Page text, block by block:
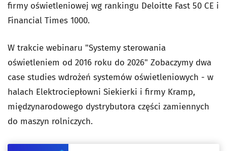
firmy oświetleniowej wg rankingu Deloitte Fast 50 CE i
Financial Times 1000.
W trakcie webinaru "Systemy sterowania
oświetleniem od 2016 roku do 2026" Zobaczymy dwa
case studies wdrożeń systemów oświetleniowych - w
halach Elektrociepłowni Siekierki i firmy Kramp,
międzynarodowego dystrybutora części zamiennych
do maszyn rolniczych.